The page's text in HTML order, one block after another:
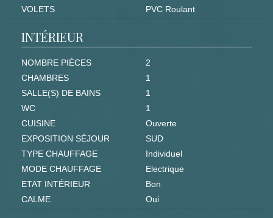
VOLETS
PVC Roulant
INTÉRIEUR
NOMBRE PIÈCES
2
CHAMBRES
1
SALLE(S) DE BAINS
1
WC
1
CUISINE
Ouverte
EXPOSITION SÉJOUR
SUD
TYPE CHAUFFAGE
Individuel
MODE CHAUFFAGE
Electrique
ETAT INTÉRIEUR
Bon
CALME
Oui